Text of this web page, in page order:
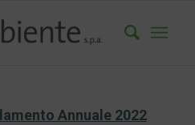
Annuale 2022